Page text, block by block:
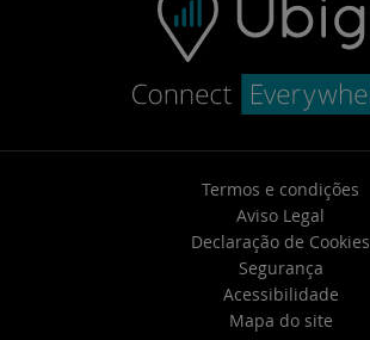
Termos e condições
Aviso Legal
Declaração de Cookies
Segurança
Acessibilidade
Mapa do site